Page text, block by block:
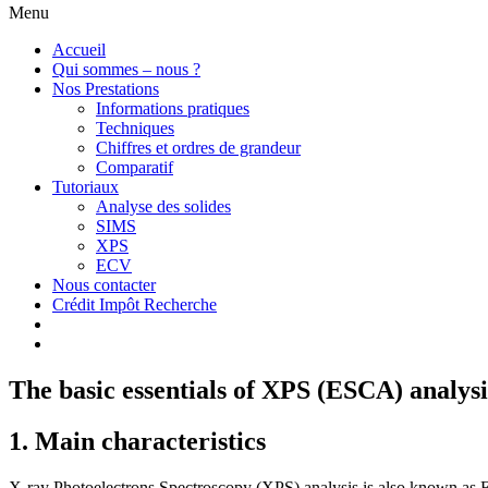
Menu
Accueil
Qui sommes – nous ?
Nos Prestations
Informations pratiques
Techniques
Chiffres et ordres de grandeur
Comparatif
Tutoriaux
Analyse des solides
SIMS
XPS
ECV
Nous contacter
Crédit Impôt Recherche
The basic essentials of XPS (ESCA)
1. Main characteristics